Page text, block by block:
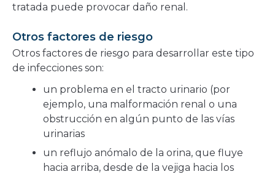
tratada puede provocar daño renal.
Otros factores de riesgo
Otros factores de riesgo para desarrollar este tipo
de infecciones son:
un problema en el tracto urinario (por
ejemplo, una malformación renal o una
obstrucción en algún punto de las vías
urinarias
un reflujo anómalo de la orina, que fluye
hacia arriba, desde de la vejiga hacia los